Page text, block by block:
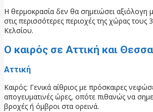
Η θερμοκρασία δεν θα σημειώσει αξιόλογη
στις περισσότερες περιοχές της χώρας
Κελσίου.
Ο καιρός σε Αττική και
Αττική
Καιρός: Γενικά αίθριος με πρόσκαιρες
απογευματινές ώρες, οπότε πιθανώς να
βροχές ή όμβροι στα ορεινά.